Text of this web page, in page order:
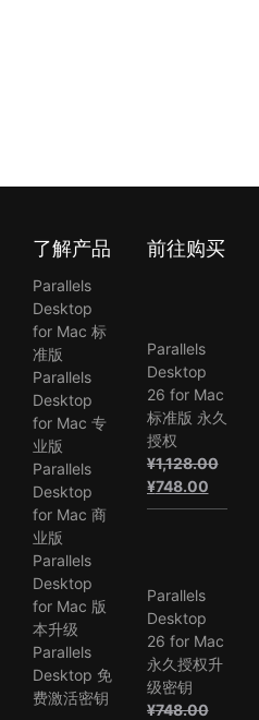
了解产品
Parallels
Desktop
for Mac 标
准版
Parallels
Desktop
for Mac 专
业版
Parallels
Desktop
for Mac 商
业版
Parallels
Desktop
for Mac 版
本升级
Parallels
Desktop 免
费激活密钥
前往购买
Parallels
Desktop
26 for Mac
标准版 永久
授权
¥1,128.00
原
价
¥748.00当
前
Parallels
Desktop
26 for Mac
永久授权升
级密钥
¥748.00